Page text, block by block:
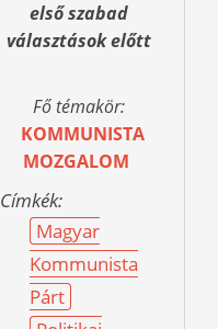
első szabad
választások előtt
Fő témakör:
KOMMUNISTA
MOZGALOM
Címkék:
Magyar
Kommunista
Párt